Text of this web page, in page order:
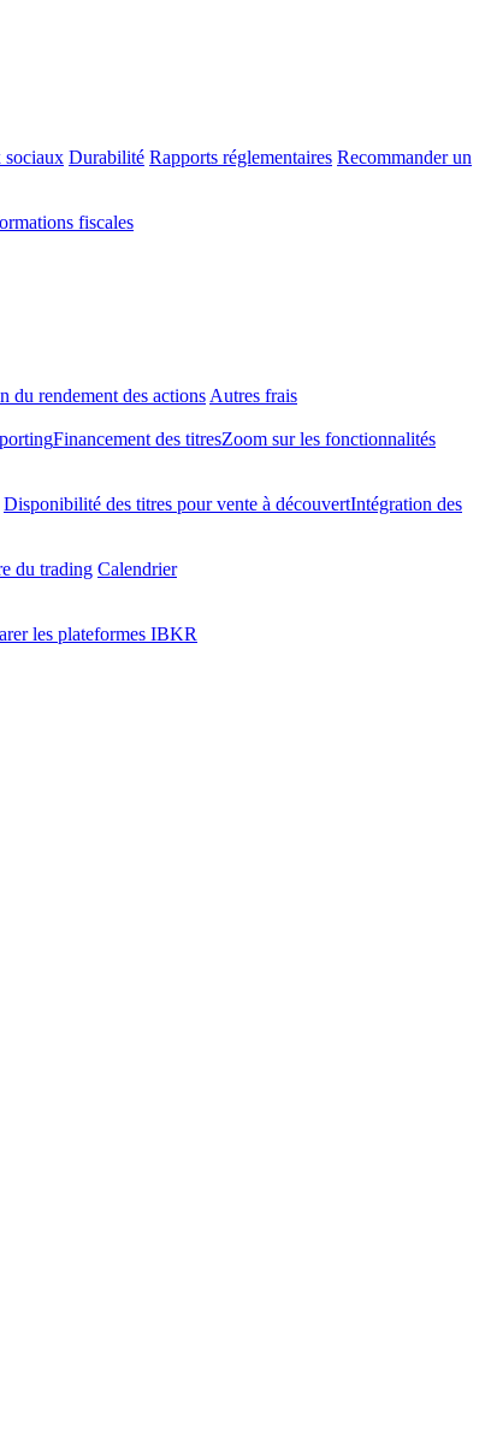
sociaux Durabilité Rapports réglementaires Recommander un
fiscales
du rendement des actions Autres frais
Financement des titresZoom sur les fonctionnalités
Disponibilité des titres pour vente à découvertIntégration des
du trading Calendrier
les plateformes IBKR